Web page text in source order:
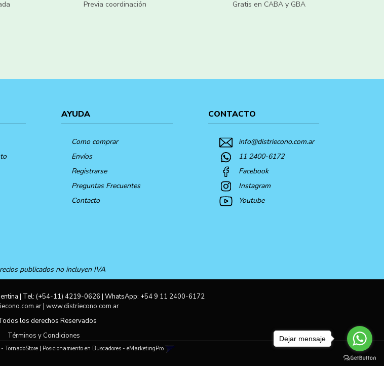
Previa coordinación Gratis en CABA y GBA
AYUDA
Como comprar
Envíos
Registrarse
Preguntas Frecuentes
Contacto
CONTACTO
info@distriecono.com.ar
11 2400-6172
Facebook
Instagram
Youtube
publicados no incluyen IVA
| Tel: (+54-11) 4219-0626 | WhatsApp: +54 9 11 2400-6172
| www.distriecono.com.ar
los derechos Reservados
Términos y Condiciones
- TornadoStore | Posicionamiento en Buscadores - eMarketingPro
Dejar mensaje